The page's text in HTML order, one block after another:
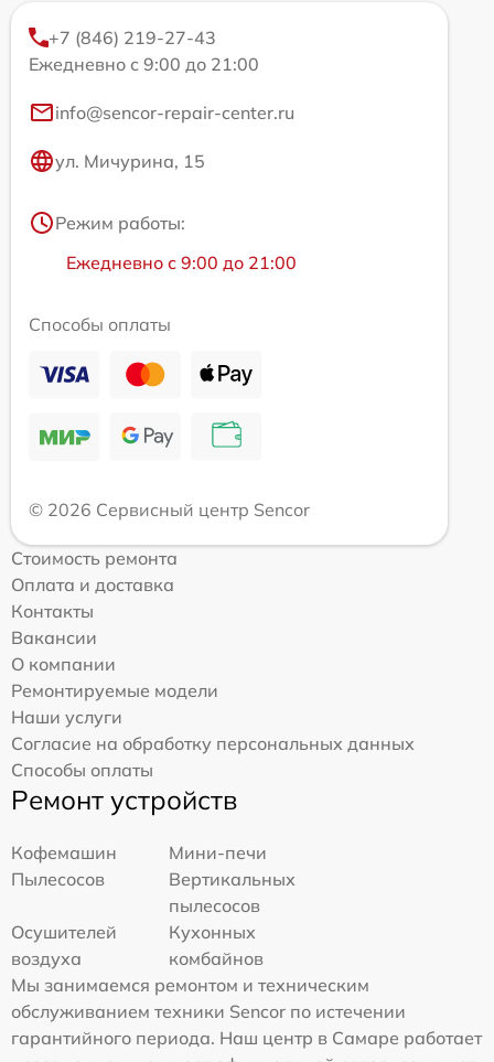
+7 (846) 219-27-43
Ежедневно с 9:00 до 21:00
info@sencor-repair-center.ru
ул. Мичурина, 15
Режим работы:
Ежедневно с 9:00 до 21:00
Способы оплаты
© 2026 Сервисный центр Sencor
Стоимость ремонта
Оплата и доставка
Контакты
Вакансии
О компании
Ремонтируемые модели
Наши услуги
Согласие на обработку персональных данных
Способы оплаты
Ремонт устройств
Кофемашин
Мини-печи
Пылесосов
Вертикальных
пылесосов
Осушителей
воздуха
Кухонных
комбайнов
Мы занимаемся ремонтом и техническим
обслуживанием техники Sencor по истечении
гарантийного периода. Наш центр в Самаре работает